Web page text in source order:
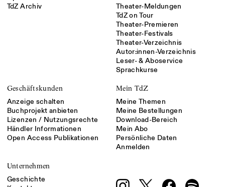
TdZ Archiv
Theater-Meldungen
TdZ on Tour
Theater-Premieren
Theater-Festivals
Theater-Verzeichnis
Autor:innen-Verzeichnis
Leser- & Aboservice
Sprachkurse
Geschäftskunden
Anzeige schalten
Buchprojekt anbieten
Lizenzen / Nutzungsrechte
Händler Informationen
Open Access Publikationen
Mein TdZ
Meine Themen
Meine Bestellungen
Download-Bereich
Mein Abo
Persönliche Daten
Anmelden
Unternehmen
Geschichte